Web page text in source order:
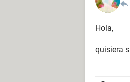
Hola,
quisiera